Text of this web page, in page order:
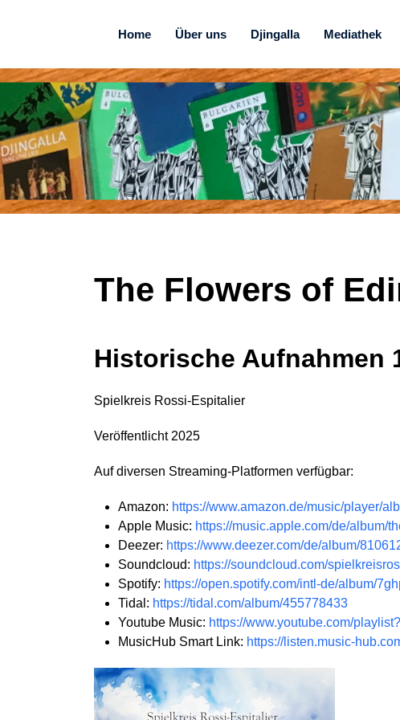
Home Über uns Djingalla Mediathek
The Flowers of
Historische Aufnahmen
Spielkreis Rossi-Espitalier
Veröffentlicht 2025
Auf diversen Streaming-Platformen verfügbar:
Amazon: https://www.amazon.de/music/player/
Apple Music: https://music.apple.com/de/album/
Deezer: https://www.deezer.com/de/album/
Soundcloud: https://soundcloud.com/
Spotify: https://open.spotify.com/intl-de/album/
Tidal: https://tidal.com/album/455778433
Youtube Music: https://www.youtube.com/
MusicHub Smart Link: https://listen.music-